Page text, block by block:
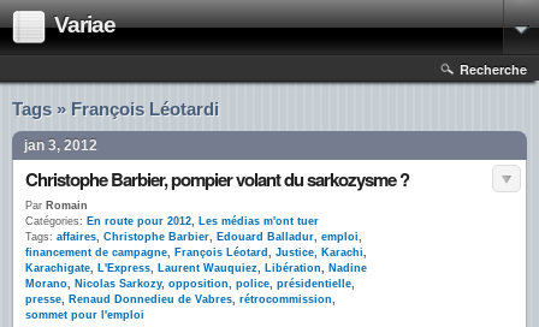
Variae
Recherche
Tags » François Léotardi
jan 3, 2012
Christophe Barbier, pompier volant du sarkozysme ?
Par Romain
Catégories: En route pour 2012, Les médias m'ont tuer
Tags: affaires, Christophe Barbier, Edouard Balladur, emploi,
financement de campagne, François Léotard , Justice, Karachi,
Karachigate, L'Express, Laurent Wauquiez, Libération, Nadine
Morano, Nicolas Sarkozy, opposition, police, présidentielle,
presse, Renaud Donnedieu de Vabres, rétrocommission,
sommet pour l'emploi